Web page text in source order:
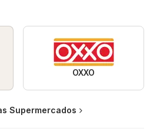
OXXO
Supermercados